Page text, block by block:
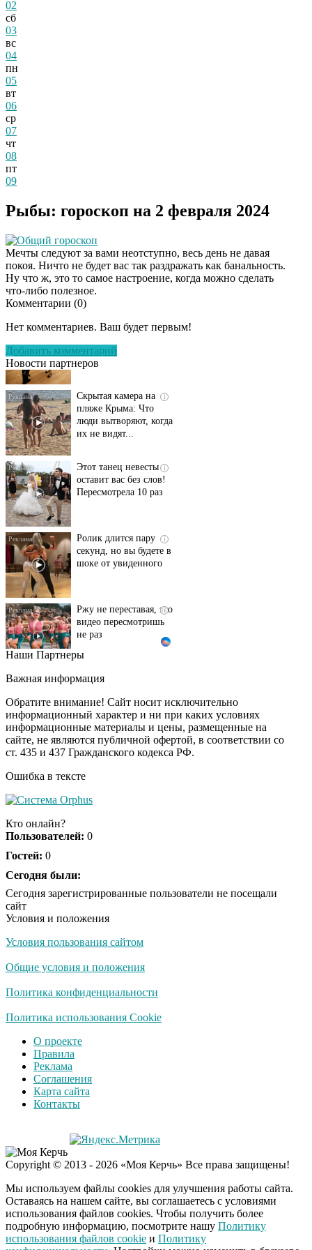
02
сб
03
вс
04
пн
05
вт
06
ср
07
чт
08
пт
09
Рыбы: гороскоп на 2 февраля 2024
Общий гороскоп
Мечты следуют за вами неотступно, весь день не давая
покоя. Ничто не будет вас так раздражать как банальность.
Ну что ж, это то самое настроение, когда можно сделать
что-либо полезное.
Комментарии (0)
Нет комментариев. Ваш будет первым!
Добавить комментарий
Новости партнеров
Ролик длится
смеяться вы будете
долго
люди вытворяют, когда
их не видят...
Пересмотрела 10 раз
шоке от увиденного
не раз
Ролик из Омска: вы
i
Королева вагона
отожгла! Видео не
оставит равнодушным
Наши Партнеры
Важная информация
Обратите внимание! Сайт носит исключительно
информационный характер и ни при каких условиях
информационные материалы и цены, размещенные на
сайте, не являются публичной офертой, в соответствии со
ст. 435 и 437 Гражданского кодекса РФ.
Ошибка в тексте
Кто онлайн?
Пользователей: 0
Гостей: 0
Сегодня были:
Сегодня зарегистрированные пользователи не посещали
сайт
Условия и положения
Условия пользования сайтом
Общие условия и положения
Политика конфиденциальности
Политика использования Cookie
О проекте
Правила
Реклама
Соглашения
Карта сайта
Контакты
Copyright © 2013 - 2026 «Моя Керчь» Все права защищены!
Мы используем файлы cookies для улучшения работы сайта.
Оставаясь на нашем сайте, вы соглашаетесь с условиями
использования файлов cookies. Чтобы получить более
подробную информацию, посмотрите нашу Политику
использования файлов cookie и Политику